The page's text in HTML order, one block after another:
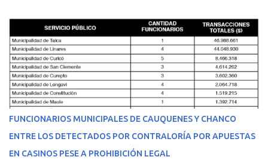
malestares físicos. Dada la complejidad de su estado de salud, el
equipo médico determinó su traslado de urgencia al Hospital
Regional de Talca y dado la urgencia la ambulancia partió hacia
Talca con escolta de Carabineros. En medio del traslado, el
estudiante de medicina de 25 años, se agravó y pese a los esfuerzos
del personal de emergencia terminó falleciendo, sin alcanzar a
recibir atención especializada en el centro de destino. Apenas se
conoció la gravedad de su condición, sus padres —residentes en
Villarrica— se trasladaron a Cauquenes con la esperanza de una
evolución favorable. No obstante, alrededo...
FUNCIONARIOS MUNICIPALES DE CAUQUENES Y CHANCO
ENTRE LOS DETECTADOS POR CONTRALORÍA POR APUESTAS
EN CASINOS PESE A PROHIBICIÓN LEGAL